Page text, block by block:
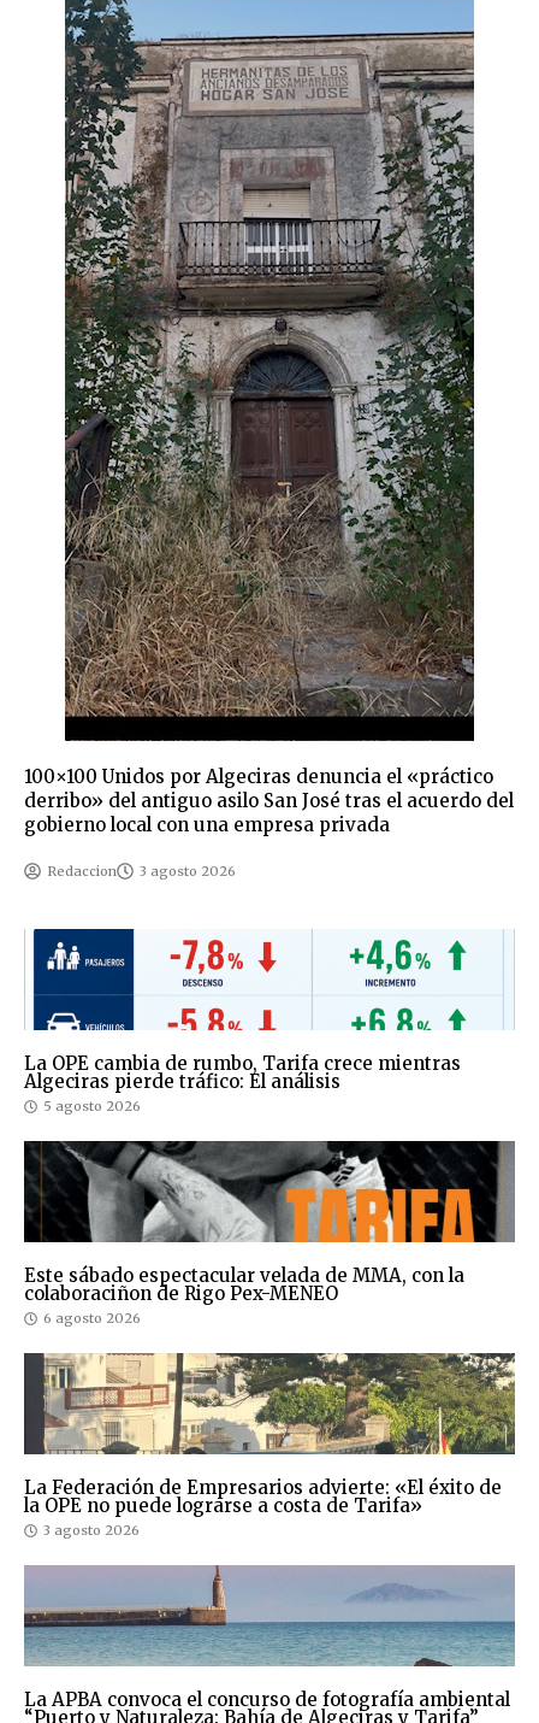
100×100 Unidos por Algeciras denuncia el «práctico
derribo» del antiguo asilo San José tras el acuerdo del
gobierno local con una empresa privada
Redaccion 3 agosto 2026
La OPE cambia de rumbo, Tarifa crece mientras
Algeciras pierde tráfico: El análisis
5 agosto 2026
Este sábado espectacular velada de MMA, con la
colaboraciñon de Rigo Pex-MENEO
6 agosto 2026
La Federación de Empresarios advierte: «El éxito de
la OPE no puede lograrse a costa de Tarifa»
3 agosto 2026
La APBA convoca el concurso de fotografía ambiental
“Puerto y Naturaleza: Bahía de Algeciras y Tarifa”